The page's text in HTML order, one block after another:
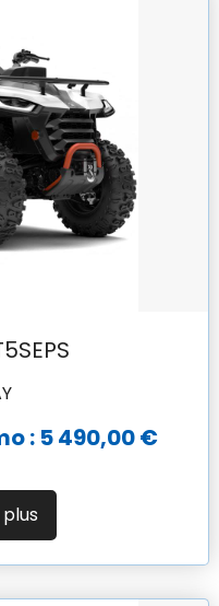
: 5 490,00 €